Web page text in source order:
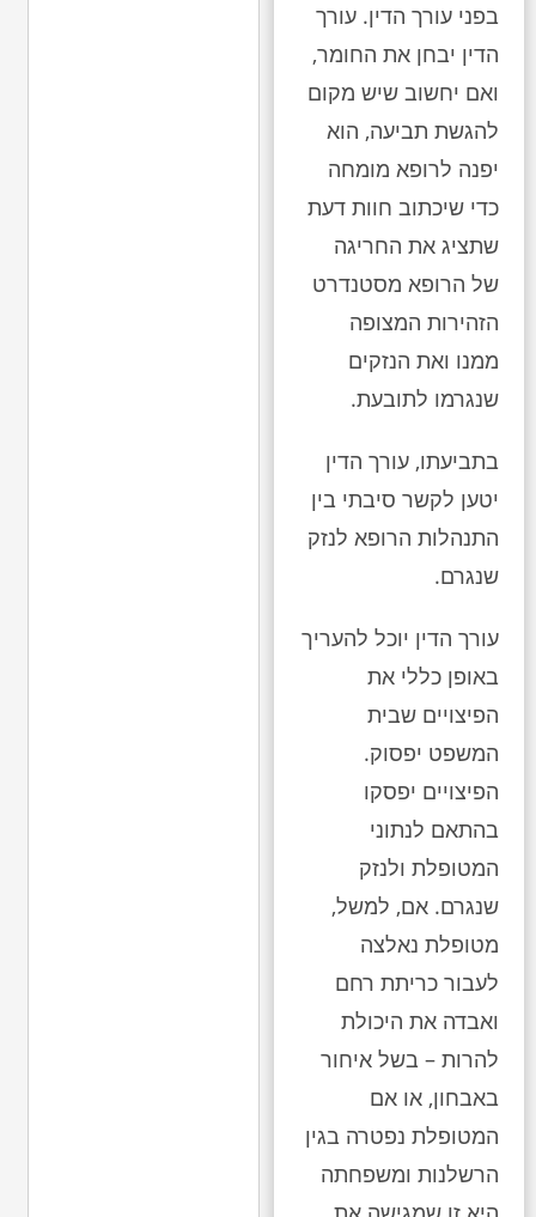
בפני עורך הדין. עורך
הדין יבחן את החומר,
ואם יחשוב שיש מקום
להגשת תביעה, הוא
יפנה לרופא מומחה
כדי שיכתוב חוות דעת
שתציג את החריגה
של הרופא מסטנדרט
הזהירות המצופה
ממנו ואת הנזקים
שנגרמו לתובעת.
בתביעתו, עורך הדין
יטען לקשר סיבתי בין
התנהלות הרופא לנזק
שנגרם.
עורך הדין יוכל להעריך
באופן כללי את
הפיצויים שבית
המשפט יפסוק.
הפיצויים יפסקו
בהתאם לנתוני
המטופלת ולנזק
שנגרם. אם, למשל,
מטופלת נאלצה
לעבור כריתת רחם
ואבדה את היכולת
להרות – בשל איחור
באבחון, או אם
המטופלת נפטרה בגין
הרשלנות ומשפחתה